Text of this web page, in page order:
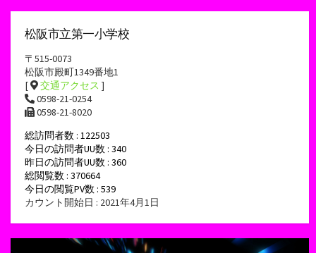
松阪市立第一小学校
〒515-0073
松阪市殿町1349番地1
[
交通アクセス ]
0598-21-0254
0598-21-8020
総訪問者数 : 122503
今日の訪問者UU数 : 340
昨日の訪問者UU数 : 360
総閲覧数 : 370664
今日の閲覧PV数 : 539
カウント開始日 : 2021年4月1日